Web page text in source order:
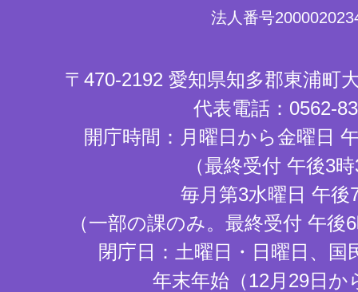
法人番号
〒470-2192 愛知県知多郡東浦町
代表電話：0562-
開庁時間：月曜日から金曜日
（最終受付 午後3
毎月第3水曜日 午後
（一部の課のみ。最終受付 午
閉庁日：土曜日・日曜日、国
年末年始（12月29日か